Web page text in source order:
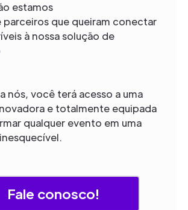
estamos
parceiros que queiram conectar
à nossa solução de
nós, você terá acesso a uma
e totalmente equipada
qualquer evento em uma
Fale conosco!